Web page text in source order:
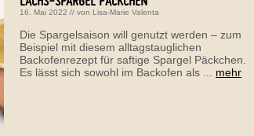
16. Mai 2022 // von Lisa-Marie Valenta
Die Spargelsaison will genutzt werden – zum
Beispiel mit diesem alltagstauglichen
Backofenrezept für saftige Spargel Päckchen.
Es lässt sich sowohl im Backofen als ... mehr